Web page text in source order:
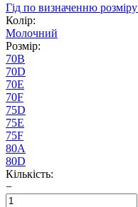
Гід по визначенню розміру
Колір:
Молочний
Розмір:
70B
70D
70E
70F
75D
75E
75F
80A
80D
Кількість:
−